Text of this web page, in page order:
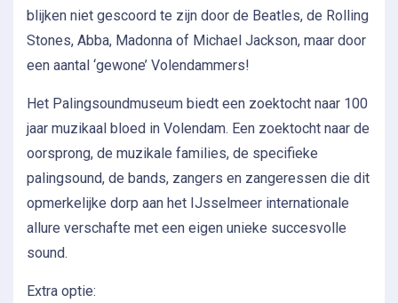
blijken niet gescoord te zijn door de Beatles, de Rolling
Stones, Abba, Madonna of Michael Jackson, maar door
een aantal ‘gewone’ Volendammers!
Het Palingsoundmuseum biedt een zoektocht naar 100
jaar muzikaal bloed in Volendam. Een zoektocht naar de
oorsprong, de muzikale families, de specifieke
palingsound, de bands, zangers en zangeressen die dit
opmerkelijke dorp aan het IJsselmeer internationale
allure verschafte met een eigen unieke succesvolle
sound.
Extra optie: